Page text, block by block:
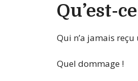
Qu’est-
Qui n’a jamais
Quel dommage !